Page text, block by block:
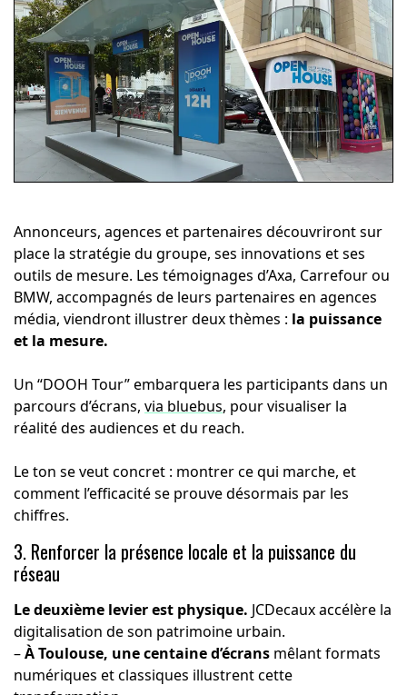
Annonceurs, agences et partenaires découvriront sur
place la stratégie du groupe, ses innovations et ses
outils de mesure. Les témoignages d’Axa, Carrefour ou
BMW, accompagnés de leurs partenaires en agences
média, viendront illustrer deux thèmes : la puissance
et la mesure.
Un “DOOH Tour” embarquera les participants dans un
parcours d’écrans, via bluebus, pour visualiser la
réalité des audiences et du reach.
Le ton se veut concret : montrer ce qui marche, et
comment l’efficacité se prouve désormais par les
chiffres.
3. Renforcer la présence locale et la puissance du
réseau
Le deuxième levier est physique. JCDecaux accélère la
digitalisation de son patrimoine urbain.
–À Toulouse, une centaine d’écransmêlant formats
numériques et classiques illustrent cette